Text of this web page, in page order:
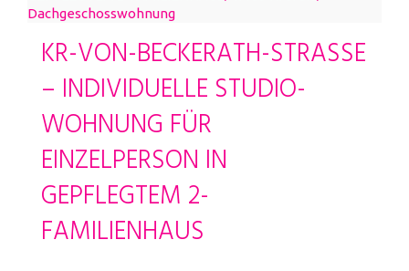
KR-VON-BECKERATH-STRASSE
– INDIVIDUELLE STUDIO-
WOHNUNG FÜR
EINZELPERSON IN
GEPFLEGTEM 2-
FAMILIENHAUS